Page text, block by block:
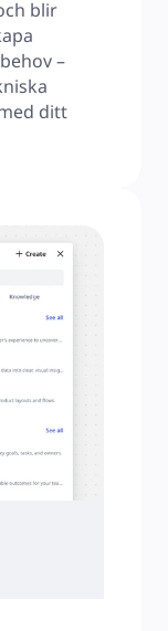
blir
–
ditt